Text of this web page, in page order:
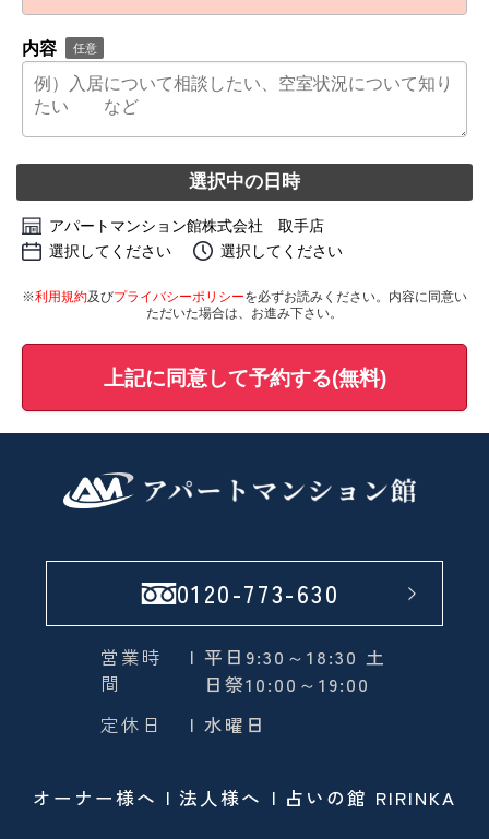
内容 任意
選択中の日時
アパートマンション館株式会社 取手店
選択してください
選択してください
※利用規約及びプライバシーポリシーを必ずお読みください。内容に同意い
ただいた場合は、お進み下さい。
上記に同意して予約する(無料)
0120-773-630
営業時
間
| 平日9:30～18:30 土
日祭10:00～19:00
定休日
| 水曜日
オーナー様へ 法人様へ 占いの館 RIRINKA